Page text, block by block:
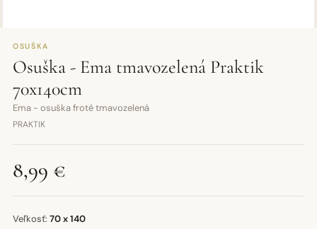
OSUŠKA
Osuška - Ema tmavozelená Praktik
70x140cm
Ema - osuška froté tmavozelená
PRAKTIK
8,99 €
Veľkosť: 70 x 140